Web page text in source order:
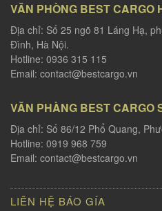
VĂN PHÒNG BEST CARGO
Địa chỉ: Số 25 ngõ 81 Láng Hạ,
Đình, Hà Nội.
Hotline: 0936 315 115
Email: contact@bestcargo.vn
VĂN PHÀNG BEST CARGO
Địa chỉ: Số 86/12 Phổ Quang,
Hotline: 0919 968 759
Email: contact@bestcargo.vn
LIÊN HỆ BÁO GÍA